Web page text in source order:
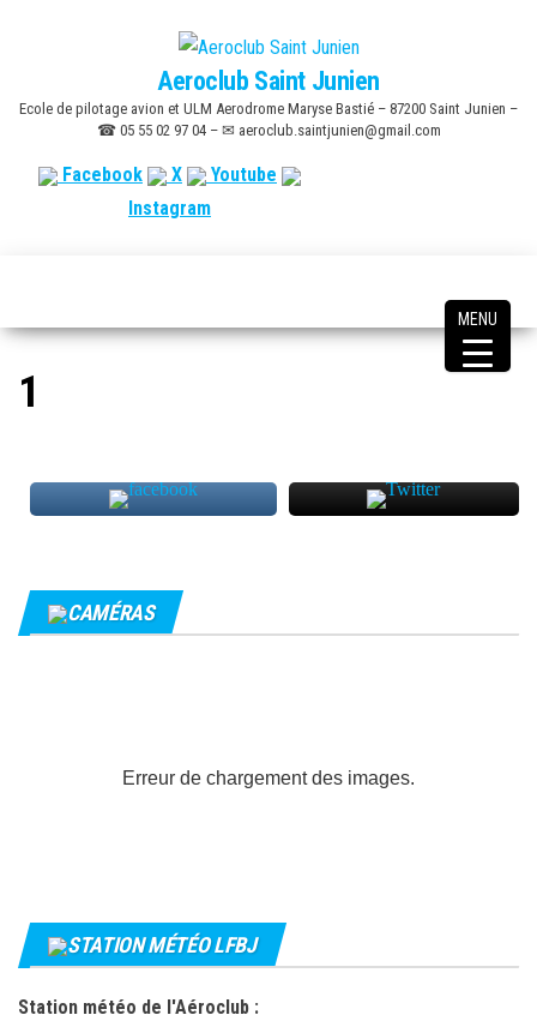
content
Aeroclub Saint Junien
Ecole de pilotage avion et ULM Aerodrome Maryse Bastié – 87200 Saint Junien –
☎ 05 55 02 97 04 – ✉ aeroclub.saintjunien@gmail.com
Facebook X
Youtube
Instagram
1
CAMÉRAS
Erreur de chargement des images.
STATION MÉTÉO LFBJ
Station météo de l'Aéroclub :
MENU